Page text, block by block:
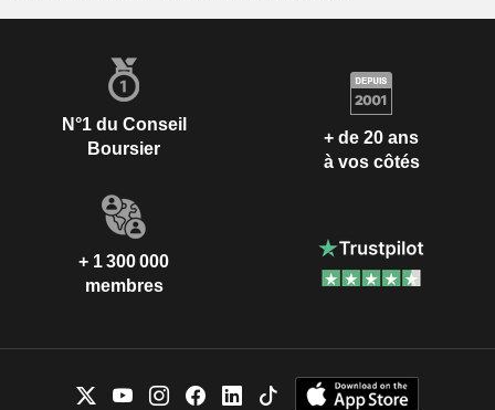
N°1 du Conseil
Boursier
+ de 20 ans
à vos côtés
+ 1 300 000
membres